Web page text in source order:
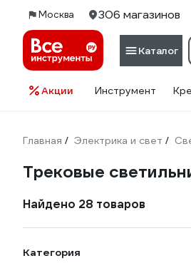
Москва 306 магазинов
Каталог
Акции Инструмент
Главная / Электрика и свет /
Трековые
Найдено 28 товаров
Категория